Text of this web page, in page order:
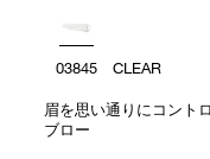
03845 CLEAR
眉を思い通りにコント
ブロー